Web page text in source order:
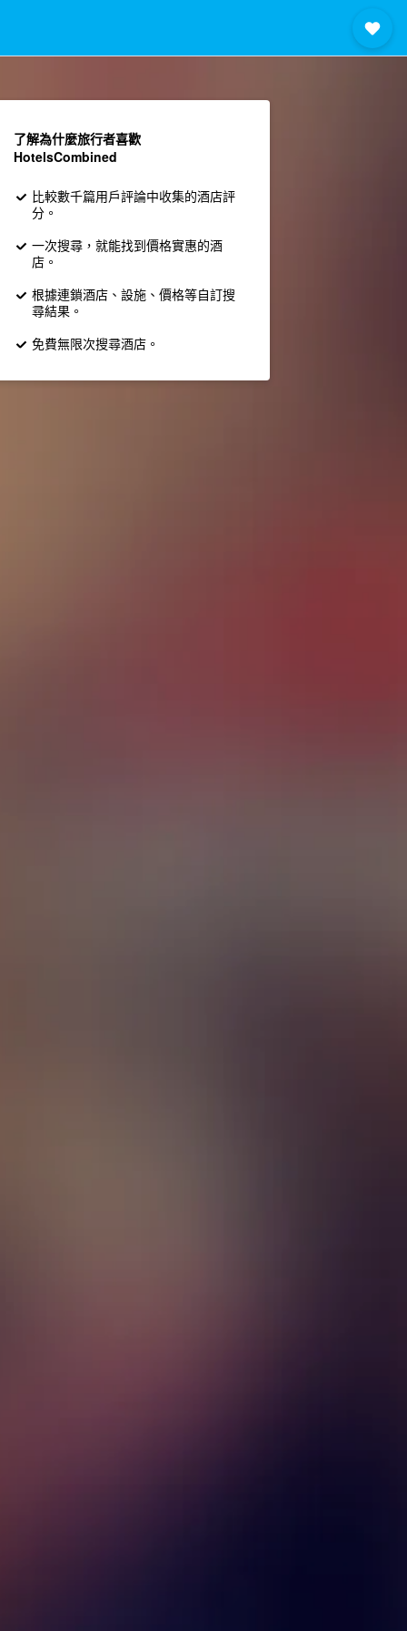
了解為什麼旅行者喜歡
HotelsCombined
比較數千篇用戶評論中收集的酒店評
分。
一次搜尋，就能找到價格實惠的酒
店。
根據連鎖酒店、設施、價格等自訂搜
尋結果。
免費無限次搜尋酒店。